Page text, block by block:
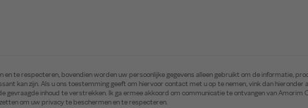
te respecteren, bovendien worden uw persoonlijke gegevens alleen gebruikt om de informatie,
kan zijn. Als u ons toestemming geeft om hiervoor contact met u op te nemen, vink dan
gevraagde inhoud te verstrekken. Ik ga ermee akkoord om communicatie te ontvangen van
om uw privacy te beschermen en te respecteren.